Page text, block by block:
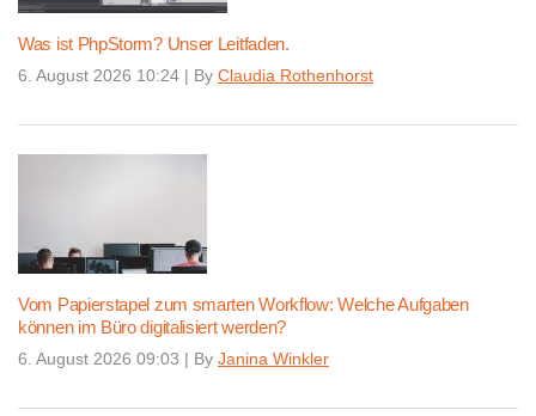
Was ist PhpStorm? Unser Leitfaden.
6. August 2026 10:24 | By Claudia Rothenhorst
Vom Papierstapel zum smarten Workflow: Welche Aufgaben
können im Büro digitalisiert werden?
6. August 2026 09:03 | By Janina Winkler